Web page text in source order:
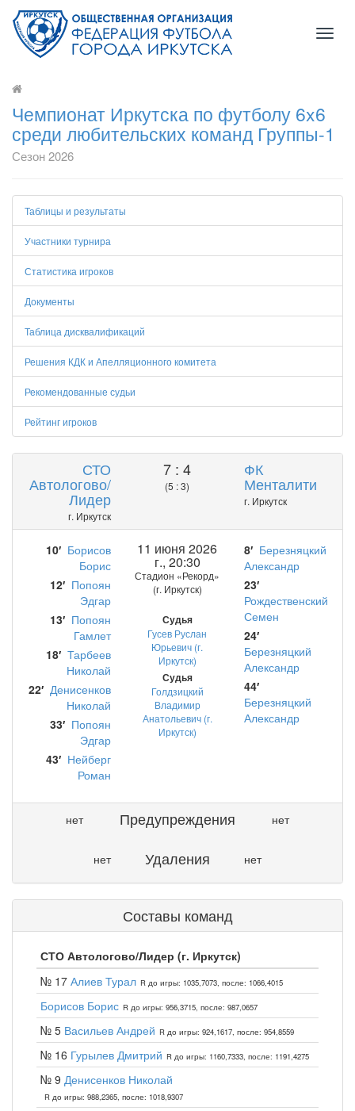
Чемпионат Иркутска по футболу 6x6
среди любительских команд Группы-1
Сезон 2026
Таблицы и результаты
Участники турнира
Статистика игроков
Документы
Таблица дисквалификаций
Решения КДК и Апелляционного комитета
Рекомендованные судьи
Рейтинг игроков
СТО
Автологово/
Лидер
г. Иркутск
7 : 4
(5 : 3)
ФК
Менталити
г. Иркутск
10′ Борисов
Борис
12′ Попоян
Эдгар
13′ Попоян
Гамлет
18′ Тарбеев
Николай
22′ Денисенков
Николай
33′ Попоян
Эдгар
43′ Нейберг
Роман
11 июня 2026
г., 20:30
Стадион «Рекорд»
(г. Иркутск)
Судья
Гусев Руслан
Юрьевич (г.
Иркутск)
Судья
Голдзицкий
Владимир
Анатольевич (г.
Иркутск)
8′ Березняцкий
Александр
23′
Рождественский
Семен
24′
Березняцкий
Александр
44′
Березняцкий
Александр
нет Предупреждения нет
нет Удаления нет
Составы команд
СТО Автологово/Лидер (г. Иркутск)
№ 17 Алиев Турал R до игры: 1035,7073, после: 1066,4015
Борисов Борис R до игры: 956,3715, после: 987,0657
№ 5 Васильев Андрей R до игры: 924,1617, после: 954,8559
№ 16 Гурылев Дмитрий R до игры: 1160,7333, после: 1191,4275
№ 9 Денисенков Николай
R до игры: 988,2365, после: 1018,9307